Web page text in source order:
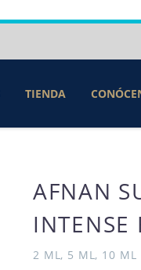
TIENDA
AFNAN
2 ML, 5 ML, 10 ML